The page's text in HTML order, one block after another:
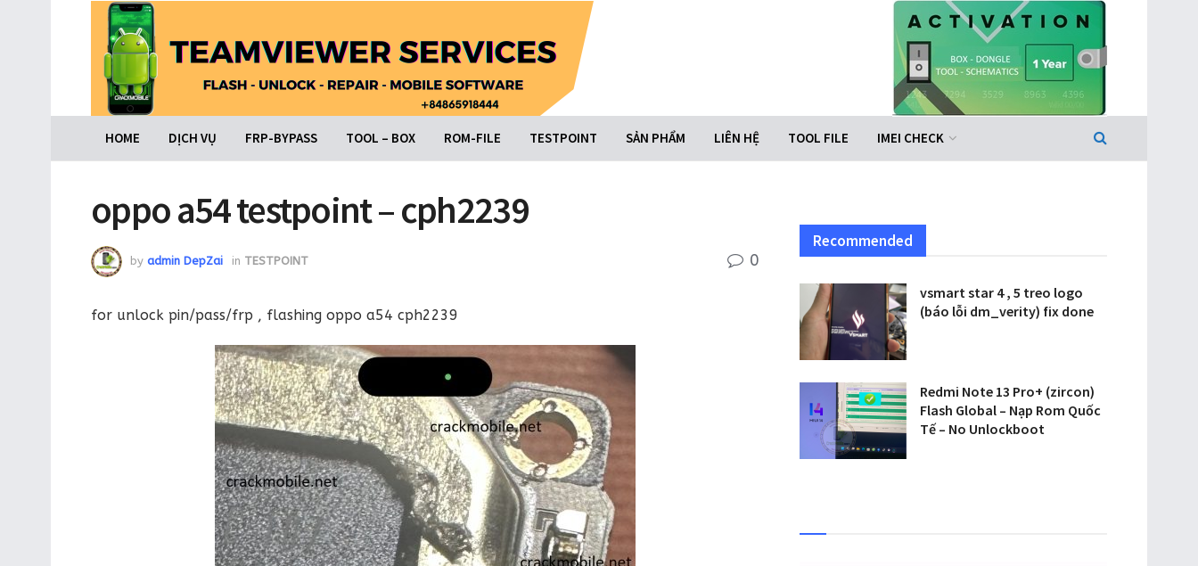
HOME DỊCH VỤ FRP-BYPASS TOOL – BOX ROM-FILE TESTPOINT SẢN PHẨM LIÊN HỆ TOOL FILE IMEI CHECK
oppo a54 testpoint – cph2239
by admin DepZai in TESTPOINT 0
for unlock pin/pass/frp , flashing oppo a54 cph2239
Recommended
vsmart star 4 , 5 treo logo
(báo lỗi dm_verity) fix done
Redmi Note 13 Pro+ (zircon)
Flash Global – Nạp Rom Quốc
Tế – No Unlockboot